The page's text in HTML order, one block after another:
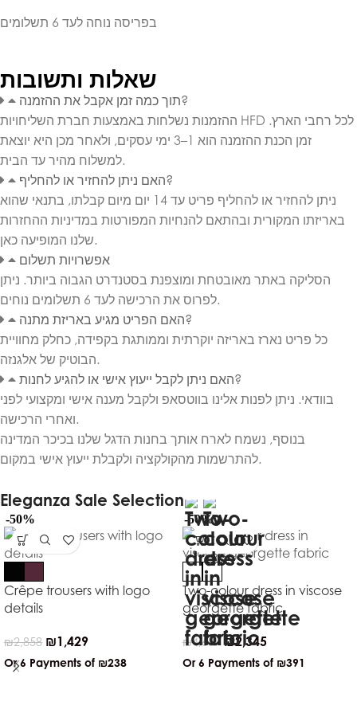
בפריסה נוחה לעד 6 תשלומים
שאלות ותשובות
תוך כמה זמן אקבל את ההזמנה?
ההזמנות נשלחות באמצעות חברת השליחויות HFD לכל רחבי הארץ.
זמן הכנת ההזמנה הוא 1–3 ימי עסקים, ולאחר מכן היא יוצאת
למשלוח מהיר עד הבית.
האם ניתן להחזיר או להחליף?
ניתן להחזיר או להחליף פריט עד 14 יום מיום קבלתו, בתנאי שהוא
באריזתו המקורית ובהתאם להנחיות המפורטות במדיניות ההחזרות
שלנו המופיעה כאן.
אפשרויות תשלום
הסליקה באתר מאובטחת ומוצפנת בסטנדרט הגבוה ביותר. ניתן
לפרוס את הרכישה לעד 6 תשלומים נוחים.
האם הפריט מגיע באריזת מתנה?
כל פריט נארז באריזה יוקרתית וממותגת בקפידה, כחלק מחוויית
הבוטיק של אלגנזה.
האם ניתן לקבל ייעוץ אישי או להגיע לחנות?
בוודאי. ניתן לפנות אלינו בווטסאפ ולקבל מענה אישי ומקצועי לפני
ואחרי הרכישה.
בנוסף, נשמח לארח אותך בחנות הדגל שלנו בכיכר המדינה
להתרשמות מהקולקציה ולקבלת ייעוץ אישי במקום.
Eleganza Sale Selection
-50%
Crêpe trousers with logo
details
₪2,858 ₪1,429
Or 6 Payments of ₪238
-50%
Two-colour dress in viscose
georgette fabric
₪4,689 ₪2,345
Or 6 Payments of ₪391